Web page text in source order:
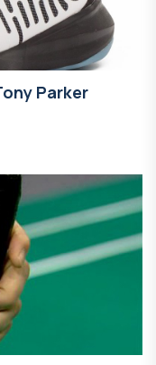
Parker